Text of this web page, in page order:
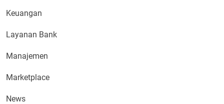
Keuangan
Layanan Bank
Manajemen
Marketplace
News